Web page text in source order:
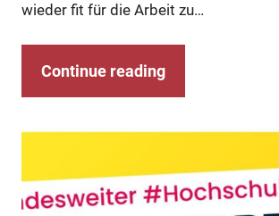
wieder fit für die Arbeit zu…
Continue reading